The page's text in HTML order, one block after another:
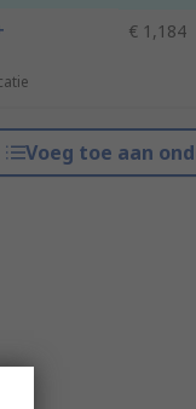
€ 1,184
Voeg toe aan